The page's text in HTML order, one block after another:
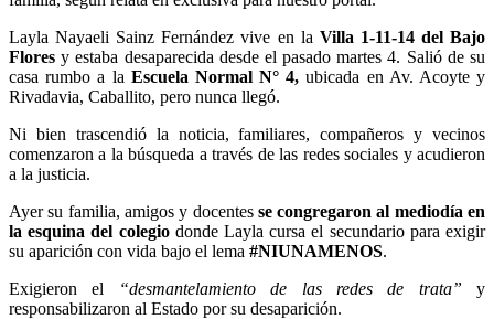
Layla Nayaeli Sainz Fernández vive en la Villa 1-11-14 del Bajo
Flores y estaba desaparecida desde el pasado martes 4. Salió de su
casa rumbo a la Escuela Normal N° 4, ubicada en Av. Acoyte y
Rivadavia, Caballito, pero nunca llegó.
Ni bien trascendió la noticia, familiares, compañeros y vecinos
comenzaron a la búsqueda a través de las redes sociales y acudieron
a la justicia.
Ayer su familia, amigos y docentes se congregaron al mediodía en
la esquina del colegiodonde Layla cursa el secundario para exigir
su aparición con vida bajo el lema #NIUNAMENOS.
Exigieron el
“desmantelamiento de las redes de trata” y
responsabilizaron al Estado por su desaparición.